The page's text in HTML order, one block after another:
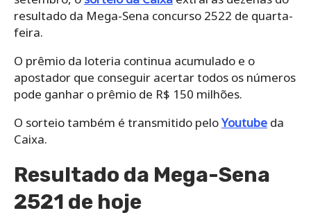
resultado da Mega-Sena concurso 2522 de quarta-
feira.
O prêmio da loteria continua acumulado e o
apostador que conseguir acertar todos os números
pode ganhar o prêmio de R$ 150 milhões.
O sorteio também é transmitido peloYoutube da
Caixa.
Resultado da Mega-Sena
2521 de hoje